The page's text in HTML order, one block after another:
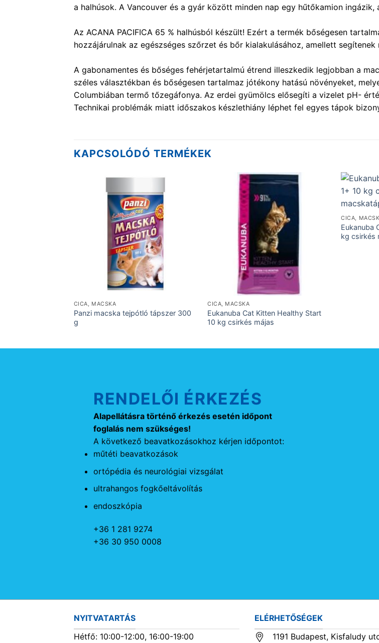
a halhúsok. A Vancouver és a gyár között minden nap egy hűtőkamion
Az ACANA PACIFICA 65 % halhúsból készült! Ezért a termék bőségesen
hozzájárulnak az egészséges szőrzet és bőr kialakulásához, amellett
A gabonamentes és bőséges fehérjetartalmú étrend illeszkedik legjobban a
széles választékban és bőségesen tartalmaz jótékony hatású növényeket,
Columbiában termő tőzegáfonya. Az erdei gyümölcs elősegíti a vizelet pH-
Technikai problémák miatt időszakos készlethiány léphet fel egyes tápok
KAPCSOLÓDÓ TERMÉKEK
CICA, MACSKA
Panzi macska tejpótló tápszer 300
g
CICA, MACSKA
Eukanuba Cat Kitten Healthy Start
10 kg csirkés májas
CICA,
Eukanuba
kg csirkés
RENDELŐI ÉRKEZÉS
Alapellátásra történő érkezés esetén időpont
foglalás nem szükséges!
A következő beavatkozásokhoz kérjen időpontot:
műtéti beavatkozások
ortópédia és neurológiai vizsgálat
ultrahangos fogkőeltávolítás
endoszkópia
+36 1 281 9274
+36 30 950 0008
NYITVATARTÁS
Hétfő: 10:00-12:00, 16:00-19:00
ELÉRHETŐSÉGEK
1191 Budapest, Kisfaludy